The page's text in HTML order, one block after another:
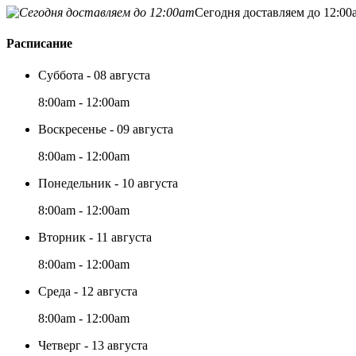
Сегодня доставляем до
Расписание
Суббота - 08 августа
8:00am - 12:00am
Воскресенье - 09 августа
8:00am - 12:00am
Понедельник - 10 августа
8:00am - 12:00am
Вторник - 11 августа
8:00am - 12:00am
Среда - 12 августа
8:00am - 12:00am
Четверг - 13 августа